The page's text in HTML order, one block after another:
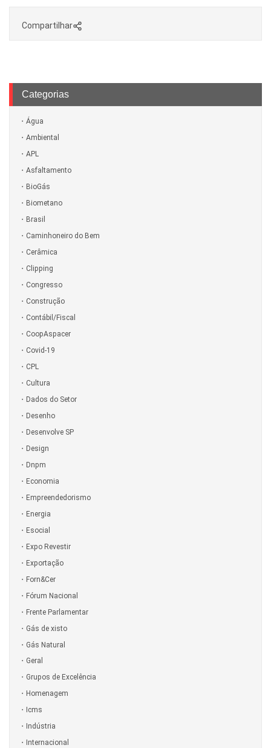
Compartilhar
Categorias
Água
Ambiental
APL
Asfaltamento
BioGás
Biometano
Brasil
Caminhoneiro do Bem
Cerâmica
Clipping
Congresso
Construção
Contábil/Fiscal
CoopAspacer
Covid-19
CPL
Cultura
Dados do Setor
Desenho
Desenvolve SP
Design
Dnpm
Economia
Empreendedorismo
Energia
Esocial
Expo Revestir
Exportação
Forn&Cer
Fórum Nacional
Frente Parlamentar
Gás de xisto
Gás Natural
Geral
Grupos de Excelência
Homenagem
Icms
Indústria
Internacional